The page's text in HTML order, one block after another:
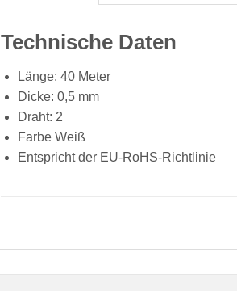
Technische Daten
Länge: 40 Meter
Dicke: 0,5 mm
Draht: 2
Farbe Weiß
Entspricht der EU-RoHS-Richtlinie